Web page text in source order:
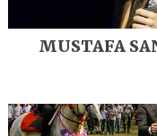
MUSTAFA